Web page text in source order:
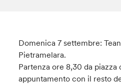
Domenica 7 settembre:
Pietramelara.
Partenza ore 8,30 da piazza
appuntamento con il resto